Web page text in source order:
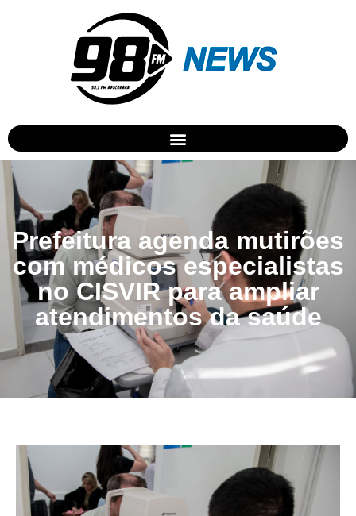
Prefeitura agenda mutirões
com médicos especialistas
no CISVIR para ampliar
atendimentos da saúde